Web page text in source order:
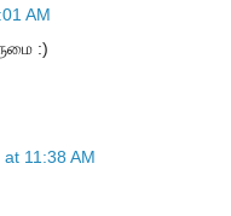
AM
:)
11:38 AM